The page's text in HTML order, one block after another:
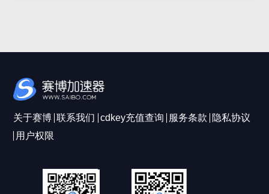
关于赛博 联系我们 cdkey充值查询 服务条款
隐私协议
用户权限